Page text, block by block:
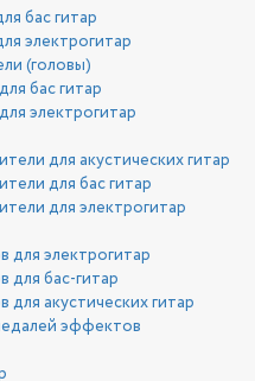
бас гитар
электрогитар
(головы)
бас гитар
электрогитар
для акустических гитар
для бас гитар
для электрогитар
электрогитар
бас-гитар
акустических гитар
эффектов